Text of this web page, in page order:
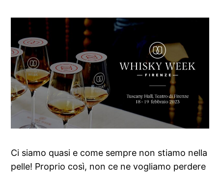
Ci siamo quasi e come sempre non stiamo nella
pelle! Proprio così, non ce ne vogliamo perdere